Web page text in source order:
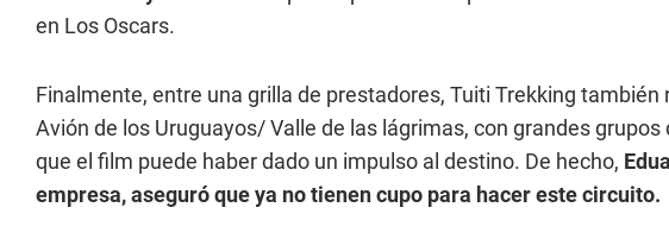
en Los Oscars.
Finalmente, entre una grilla de prestadores, Tuiti Trekking también
Avión de los Uruguayos/ Valle de las lágrimas, con grandes
que el film puede haber dado un impulso al destino. De hecho,
empresa, aseguró que ya no tienen cupo para hacer este circuito.